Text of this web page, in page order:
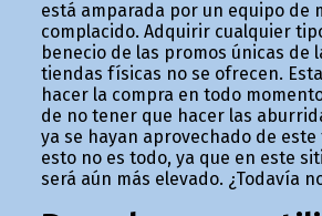
está amparada por un equipo de
complacido. Adquirir cualquier
beneficio de las promos únicas
tiendas físicas no se ofrecen.
hacer la compra en todo
de no tener que hacer las
ya se hayan aprovechado de
esto no es todo, ya que en este
será aún más elevado. ¿Todavía